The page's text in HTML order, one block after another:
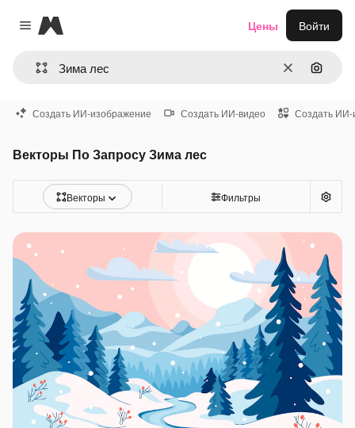
Close menu
Magnific
ОчиститьПоиск
Цены Войти
Создать ИИ-изображение Создать ИИ-видео Создать ИИ-
Векторы По Запросу Зима лес
Векторы Фильтры